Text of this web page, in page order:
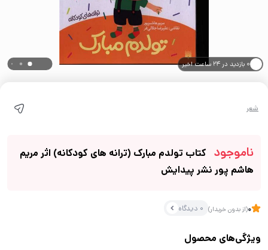
۰ بازدید در ۲۴ ساعت اخیر
شعر
ناموجود
کتاب تولدم مبارک (ترانه های کودکانه) اثر مریم
هاشم پور نشر پیدایش
0(از بدون خریدار) 0 دیدگاه
ویژگی‌های محصول